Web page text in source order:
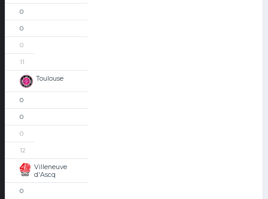
0
0
0
11
Toulouse
0
0
0
12
Villeneuve
d'Ascq
0